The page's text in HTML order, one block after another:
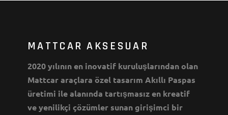
MATTCAR AKSESUAR
2020 yılının en inovatif kuruluşlarından olan
Mattcar araçlara özel tasarım Akıllı Paspas
üretimi ile alanında tartışmasız en kreatif
ve yenilikçi çözümler sunan girişimci bir